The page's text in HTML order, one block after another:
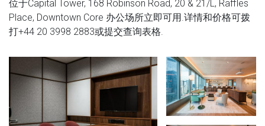
位于Capital Tower, 168 Robinson Road, 20 & 21/L, Raffles
Place, Downtown Core 办公场所立即可用.详情和价格可拨
打+44 20 3998 2883或提交查询表格.